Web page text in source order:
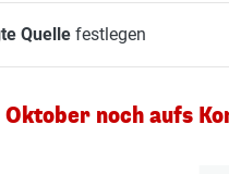
Quellefestlegen
noch aufs